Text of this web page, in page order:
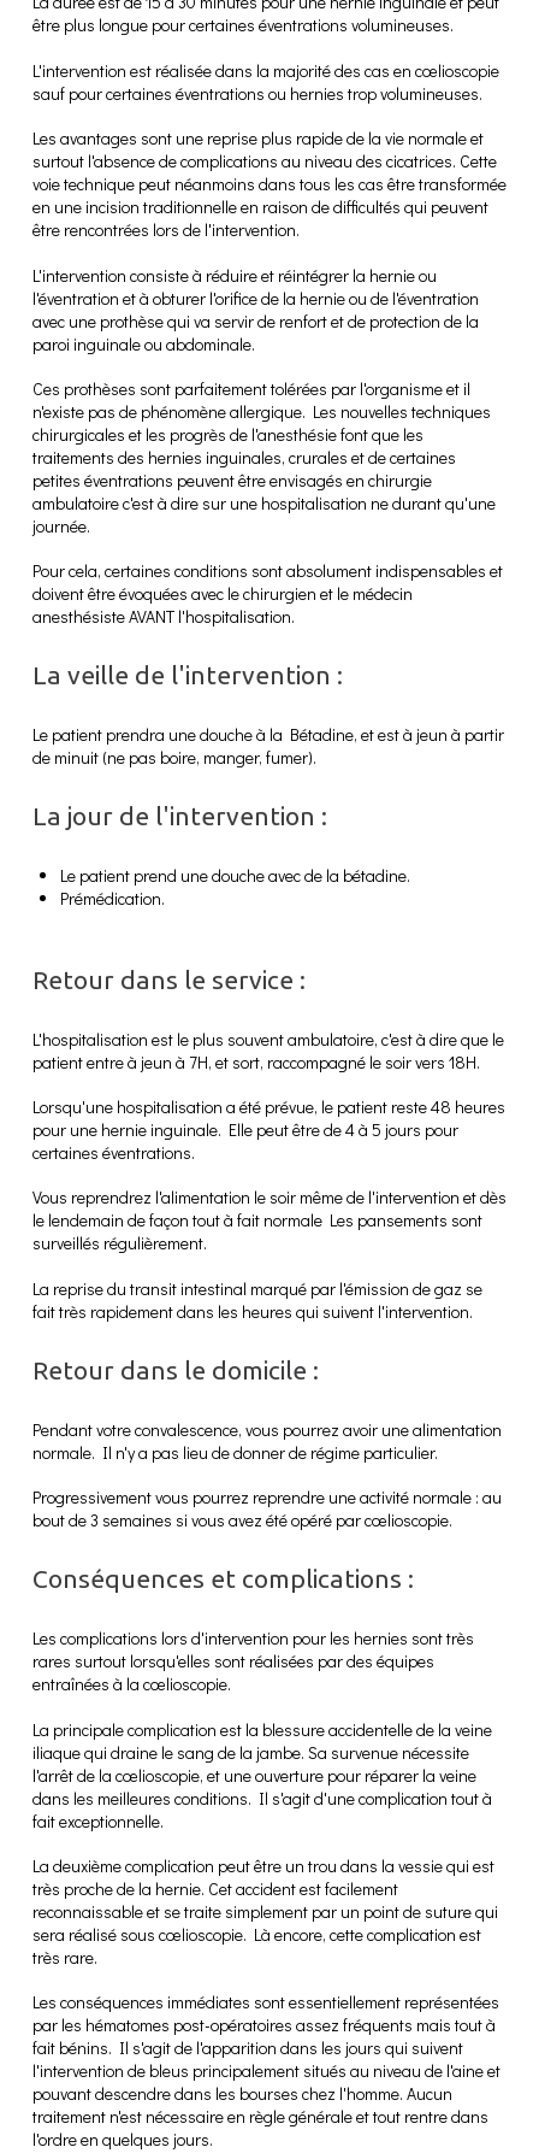
être plus longue pour certaines éventrations volumineuses.
L'intervention est réalisée dans la majorité des cas en cœlioscopie
sauf pour certaines éventrations ou hernies trop volumineuses.
Les avantages sont une reprise plus rapide de la vie normale et
surtout l'absence de complications au niveau des cicatrices. Cette
voie technique peut néanmoins dans tous les cas être transformée
en une incision traditionnelle en raison de difficultés qui peuvent
être rencontrées lors de l'intervention.
L'intervention consiste à réduire et réintégrer la hernie ou
l'éventration et à obturer l'orifice de la hernie ou de l'éventration
avec une prothèse qui va servir de renfort et de protection de la
paroi inguinale ou abdominale.
Ces prothèses sont parfaitement tolérées par l'organisme et il
n'existe pas de phénomène allergique. Les nouvelles techniques
chirurgicales et les progrès de l'anesthésie font que les
traitements des hernies inguinales, crurales et de certaines
petites éventrations peuvent être envisagés en chirurgie
ambulatoire c'est à dire sur une hospitalisation ne durant qu'une
journée.
Pour cela, certaines conditions sont absolument indispensables et
doivent être évoquées avec le chirurgien et le médecin
anesthésiste AVANT l'hospitalisation.
La veille de l'intervention :
Le patient prendra une douche à la Bétadine, et est à jeun à partir
de minuit (ne pas boire, manger, fumer).
La jour de l'intervention :
Le patient prend une douche avec de la bétadine.
Prémédication.
Retour dans le service :
L'hospitalisation est le plus souvent ambulatoire, c'est à dire que le
patient entre à jeun à 7H, et sort, raccompagné le soir vers 18H.
Lorsqu'une hospitalisation a été prévue, le patient reste 48 heures
pour une hernie inguinale. Elle peut être de 4 à 5 jours pour
certaines éventrations.
Vous reprendrez l'alimentation le soir même de l'intervention et dès
le lendemain de façon tout à fait normale Les pansements sont
surveillés régulièrement.
La reprise du transit intestinal marqué par l'émission de gaz se
fait très rapidement dans les heures qui suivent l'intervention.
Retour dans le domicile :
Pendant votre convalescence, vous pourrez avoir une alimentation
normale. Il n'y a pas lieu de donner de régime particulier.
Progressivement vous pourrez reprendre une activité normale : au
bout de 3 semaines si vous avez été opéré par cœlioscopie.
Conséquences et complications :
Les complications lors d'intervention pour les hernies sont très
rares surtout lorsqu'elles sont réalisées par des équipes
entraînées à la cœlioscopie.
La principale complication est la blessure accidentelle de la veine
iliaque qui draine le sang de la jambe. Sa survenue nécessite
l'arrêt de la cœlioscopie, et une ouverture pour réparer la veine
dans les meilleures conditions. Il s'agit d'une complication tout à
fait exceptionnelle.
La deuxième complication peut être un trou dans la vessie qui est
très proche de la hernie. Cet accident est facilement
reconnaissable et se traite simplement par un point de suture qui
sera réalisé sous cœlioscopie. Là encore, cette complication est
très rare.
Les conséquences immédiates sont essentiellement représentées
par les hématomes post-opératoires assez fréquents mais tout à
fait bénins. Il s'agit de l'apparition dans les jours qui suivent
l'intervention de bleus principalement situés au niveau de l'aine et
pouvant descendre dans les bourses chez l'homme. Aucun
traitement n'est nécessaire en règle générale et tout rentre dans
l'ordre en quelques jours.